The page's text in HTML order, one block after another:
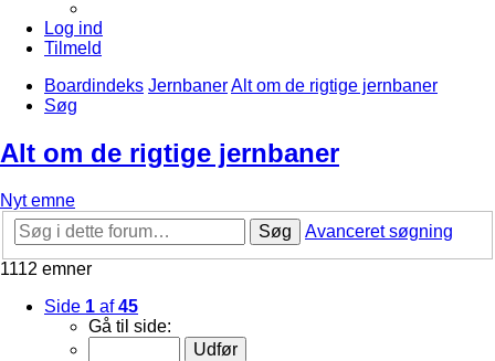
Log ind
Tilmeld
Boardindeks JernbanerAlt om de rigtige jernbaner
Søg
Alt om de rigtige jernbaner
Nyt emne
Søg
Avanceret søgning
1112 emner
Side 1 af45
Gå til side: